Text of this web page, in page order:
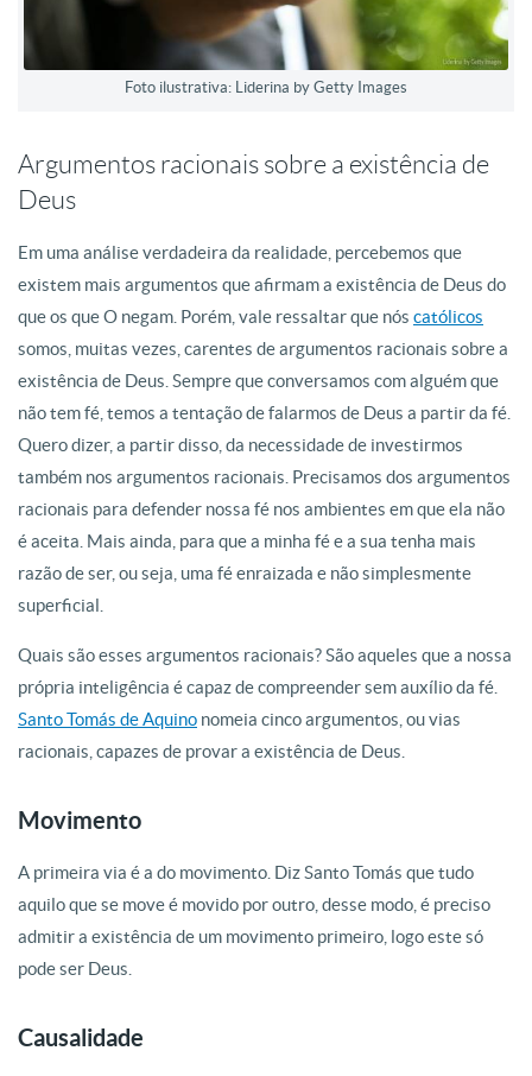
Foto ilustrativa: Liderina by Getty Images
Argumentos racionais sobre a existência de
Deus
Em uma análise verdadeira da realidade, percebemos que
existem mais argumentos que afirmam a existência de Deus do
que os que O negam. Porém, vale ressaltar que nós católicos
somos, muitas vezes, carentes de argumentos racionais sobre a
existência de Deus. Sempre que conversamos com alguém que
não tem fé, temos a tentação de falarmos de Deus a partir da fé.
Quero dizer, a partir disso, da necessidade de investirmos
também nos argumentos racionais. Precisamos dos argumentos
racionais para defender nossa fé nos ambientes em que ela não
é aceita. Mais ainda, para que a minha fé e a sua tenha mais
razão de ser, ou seja, uma fé enraizada e não simplesmente
superficial.
Quais são esses argumentos racionais? São aqueles que a nossa
própria inteligência é capaz de compreender sem auxílio da fé.
Santo Tomás de Aquino nomeia cinco argumentos, ou vias
racionais, capazes de provar a existência de Deus.
Movimento
A primeira via é a do movimento. Diz Santo Tomás que tudo
aquilo que se move é movido por outro, desse modo, é preciso
admitir a existência de um movimento primeiro, logo este só
pode ser Deus.
Causalidade